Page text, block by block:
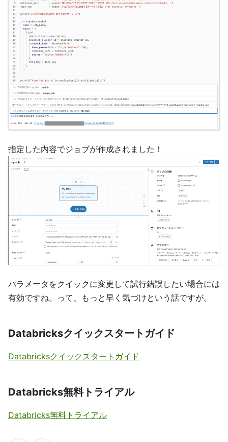
指定した内容でジョブが作成されました！
パラメータをクイックに変更して試行錯誤したい場合には
有効ですね。って、もっと早く気づけという話ですが。
Databricksクイックスタートガイド
Databricksクイックスタートガイド
Databricks無料トライアル
Databricks無料トライアル